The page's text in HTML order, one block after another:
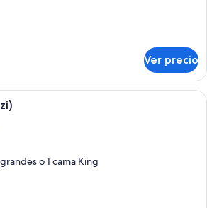
Ver precio
Un balcón con vista al mar, una
o 1 cama King